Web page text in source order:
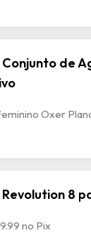
de
Oxer
8
no Pix